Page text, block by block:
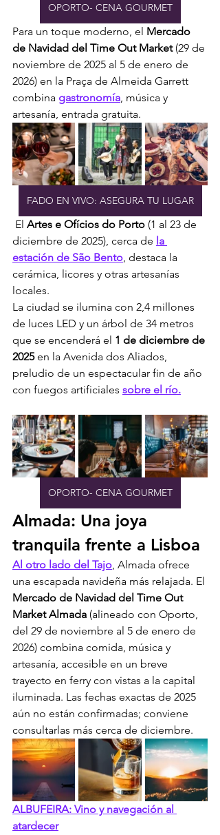
OPORTO- CENA GOURMET
Para un toque moderno, el Mercado
de Navidad del Time Out Market (29 de
noviembre de 2025 al 5 de enero de
2026) en la Praça de Almeida Garrett
combina gastronomía , música y
artesanía, entrada gratuita.
FADO EN VIVO: ASEGURA TU LUGAR
El Artes e Ofícios do Porto (1 al 23 de
diciembre de 2025), cerca de la
estación de São Bento , destaca la
cerámica, licores y otras artesanías
locales.
La ciudad se ilumina con 2,4 millones
de luces LED y un árbol de 34 metros
que se encenderá el 1 de diciembre de
2025 en la Avenida dos Aliados,
preludio de un espectacular fin de año
con fuegos artificiales sobre el río.
OPORTO- CENA GOURMET
Almada: Una joya
tranquila frente a Lisboa
Al otro lado del Tajo , Almada ofrece
una escapada navideña más relajada. El
Mercado de Navidad del Time Out
Market Almada (alineado con Oporto,
del 29 de noviembre al 5 de enero de
2026) combina comida, música y
artesanía, accesible en un breve
trayecto en ferry con vistas a la capital
iluminada. Las fechas exactas de 2025
aún no están confirmadas; conviene
consultarlas más cerca de diciembre.
ALBUFEIRA: Vino y navegación al
atardecer